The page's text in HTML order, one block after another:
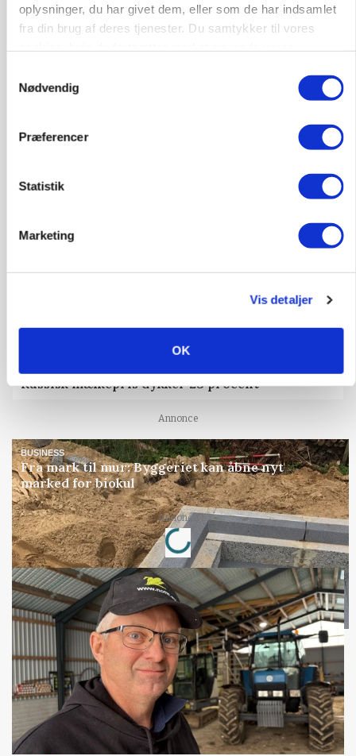
oplysninger, du har givet dem, eller som de har indsamlet
fra din brug af deres tjenester. Du samtykker til vores
Nødvendig
Præferencer
Statistik
Marketing
Vis detaljer
OK
BUSINESS
Ejer eller medejer? Nyt tv-format udfordrer
Russisk mælkepris dykker 23 procent
Annonce
BUSINESS
Fra mark til mur: Byggeriet kan åbne nyt
marked for biokul
Annonce
Loading...